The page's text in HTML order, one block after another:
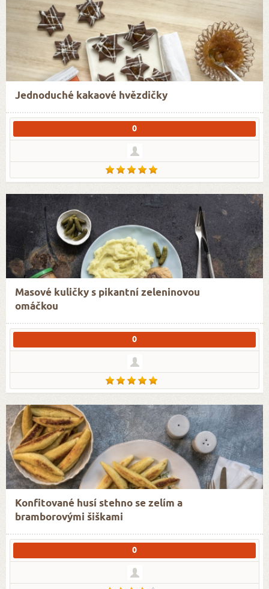
Jednoduché kakaové hvězdičky
0
Masové kuličky s pikantní zeleninovou
omáčkou
0
Konfitované husí stehno se zelím a
bramborovými šiškami
0